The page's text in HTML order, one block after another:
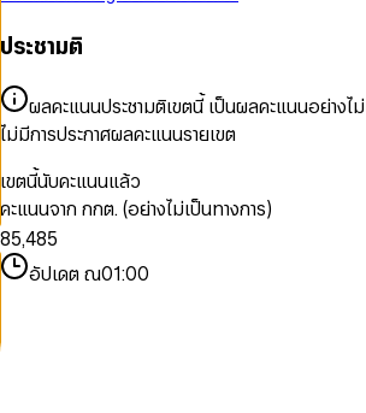
ประชามติ
ผลคะแนนประชามติเขตนี้ เป็นผลคะแนนอย่างไ
ไม่มีการประกาศผลคะแนนรายเขต
เขตนี้นับคะแนนแล้ว
คะแนนจาก กกต. (อย่างไม่เป็นทางการ)
0
1
2
3
4
5
6
7
8
9
0
1
2
3
4
5
6
7
,
0
1
2
3
4
5
6
0
2
3
4
5
6
7
8
9
0
1
2
3
4
5
6
7
อัปเดต ณ01:00